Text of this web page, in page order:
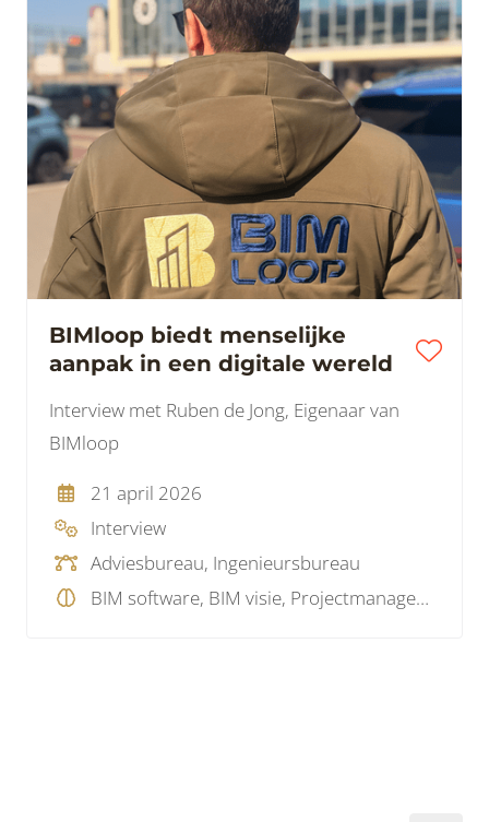
BIMloop biedt menselijke
aanpak in een digitale wereld
Interview met Ruben de Jong, Eigenaar van
BIMloop
21 april 2026
Interview
Adviesbureau, Ingenieursbureau
BIM software, BIM visie, Projectmanagement